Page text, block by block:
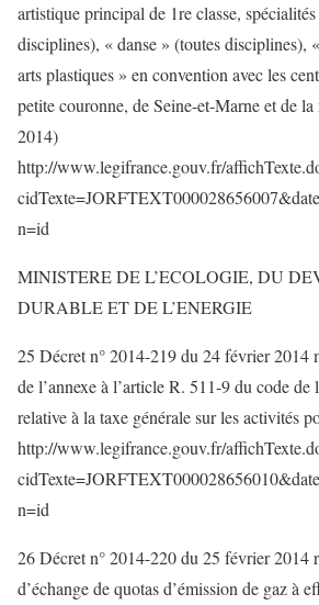
artistique principal de 1re classe,
disciplines), « danse » (toutes disciplines),
arts plastiques » en convention avec les
petite couronne, de Seine-et-Marne et de
2014)
http://www.legifrance.gouv.fr/
n=id
MINISTERE DE L’ECOLOGIE, DU
DURABLE ET DE L’ENERGIE
25 Décret n° 2014-219 du 24 février 2014
de l’annexe à l’article R. 511-9 du code de
relative à la taxe générale sur les activités
http://www.legifrance.gouv.fr/
n=id
26 Décret n° 2014-220 du 25 février 2014
d’échange de quotas d’émission de gaz à